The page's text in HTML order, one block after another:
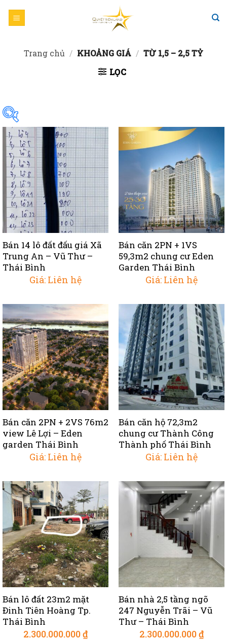
Trang chủ / KHOẢNG GIÁ / TỪ 1,5 – 2,5 TỶ
LỌC
Tìm sản phẩm
Tỉnh thành
Quận huyện
Bán 14 lô đất đấu giá Xã
Trung An – Vũ Thư –
Thái Bình
Giá: Liên hệ
Bán căn 2PN + 1VS
59,3m2 chung cư Eden
Garden Thái Bình
Giá: Liên hệ
Bán căn 2PN + 2VS 76m2
view Lê Lợi – Eden
garden Thái Bình
Giá: Liên hệ
Bán căn hộ 72,3m2
chung cư Thành Công
Thành phố Thái Bình
Giá: Liên hệ
Bán lô đất 23m2 mặt
Đinh Tiên Hoàng Tp.
Thái Bình
2.300.000.000₫
Bán nhà 2,5 tầng ngõ
247 Nguyễn Trãi – Vũ
Thư – Thái Bình
2.300.000.000₫